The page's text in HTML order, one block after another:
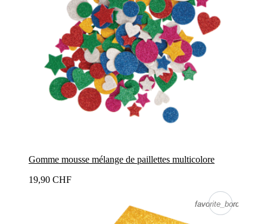
Gomme mousse mélange de paillettes multicolore
19,90 CHF
favorite_border
favorite_border